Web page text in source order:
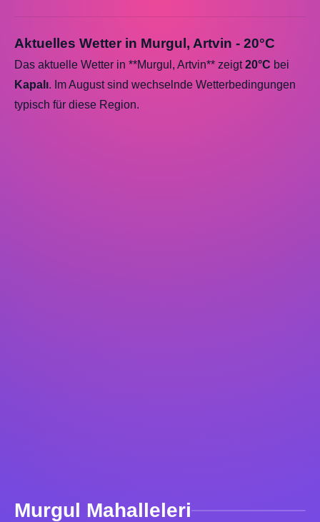
Aktuelles Wetter in Murgul, Artvin - 20°C
Das aktuelle Wetter in **Murgul, Artvin** zeigt20°C bei
Kapalı. Im August sind wechselnde Wetterbedingungen
typisch für diese Region.
Murgul Mahalleleri